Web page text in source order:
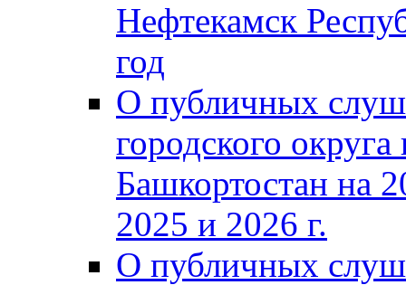
Нефтекамск
год
О публичных
городского
Башкортостан на
2025 и 2026 г.
О публичных